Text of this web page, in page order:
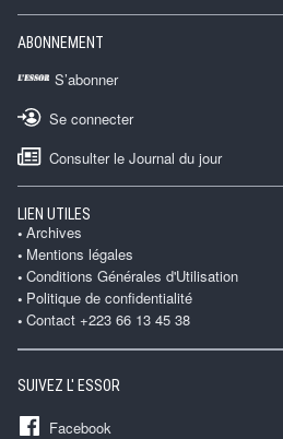
ABONNEMENT
S’abonner
Se connecter
Consulter le Journal du jour
LIEN UTILES
Archives
Mentions légales
Conditions Générales d'Utilisation
Politique de confidentialité
Contact +223 66 13 45 38
SUIVEZ L' ESSOR
Facebook